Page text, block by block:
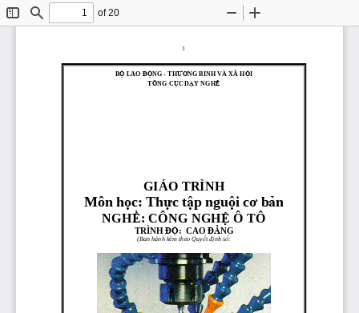
ToggleFind
of 20
Zoom
1
BỘ LAO ĐỘNG - THƯƠNG BINH VÀ XÃ HỘI
TỔNG CỤC DẠY NGHỀ
GIÁO TRÌNH
Môn học: Thực tập nguội cơ bản
NGHỀ: CÔNG NGHỆ Ô TÔ
TRÌNH ĐỘ:  CAO ĐẲNG
(Ban hành kèm theo Quyết định số: